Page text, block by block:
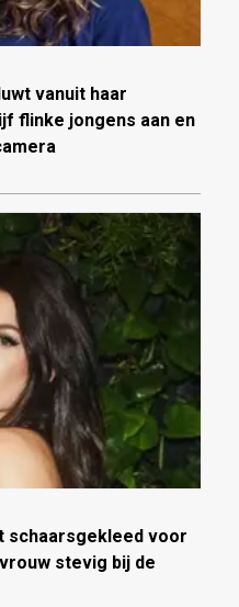
vanuit haar
flinke jongens aan en
schaarsgekleed voor
stevig bij de